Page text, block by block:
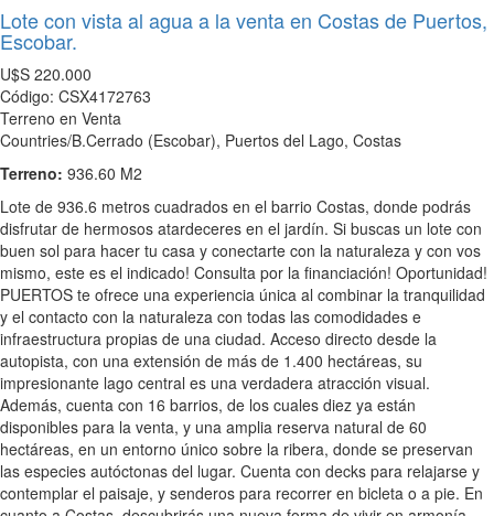
Lote con vista al agua a la venta en Costas de Puertos,
Escobar.
U$S 220.000
Código: CSX4172763
Terreno en Venta
Countries/B.Cerrado (Escobar), Puertos del Lago, Costas
Terreno: 936.60 M2
Lote de 936.6 metros cuadrados en el barrio Costas, donde podrás
disfrutar de hermosos atardeceres en el jardín. Si buscas un lote con
buen sol para hacer tu casa y conectarte con la naturaleza y con vos
mismo, este es el indicado! Consulta por la financiación! Oportunidad!
PUERTOS te ofrece una experiencia única al combinar la tranquilidad
y el contacto con la naturaleza con todas las comodidades e
infraestructura propias de una ciudad. Acceso directo desde la
autopista, con una extensión de más de 1.400 hectáreas, su
impresionante lago central es una verdadera atracción visual.
Además, cuenta con 16 barrios, de los cuales diez ya están
disponibles para la venta, y una amplia reserva natural de 60
hectáreas, en un entorno único sobre la ribera, donde se preservan
las especies autóctonas del lugar. Cuenta con decks para relajarse y
contemplar el paisaje, y senderos para recorrer en bicleta o a pie. En